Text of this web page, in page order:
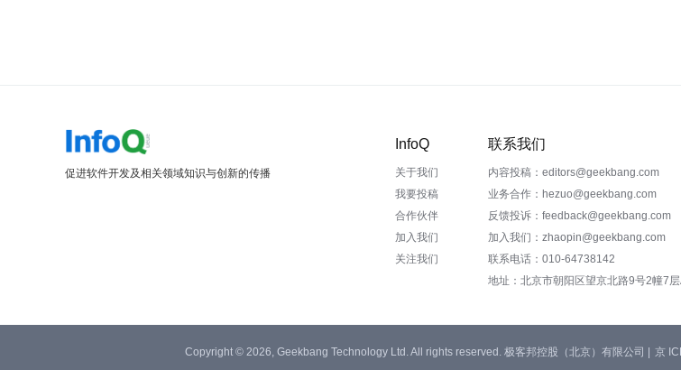
促进软件开发及相关领域知识与创新的传播
InfoQ
关于我们
我要投稿
合作伙伴
加入我们
关注我们
联系我们
内容投稿：editors@geekbang.com
业务合作：hezuo@geekbang.com
反馈投诉：feedback@geekbang.com
加入我们：zhaopin@geekbang.com
联系电话：010-64738142
地址：北京市朝阳区望京北路9号2幢7
Copyright © 2026, Geekbang Technology Ltd. All rights reserved. 极客邦控股（北京）有限公司 | 京